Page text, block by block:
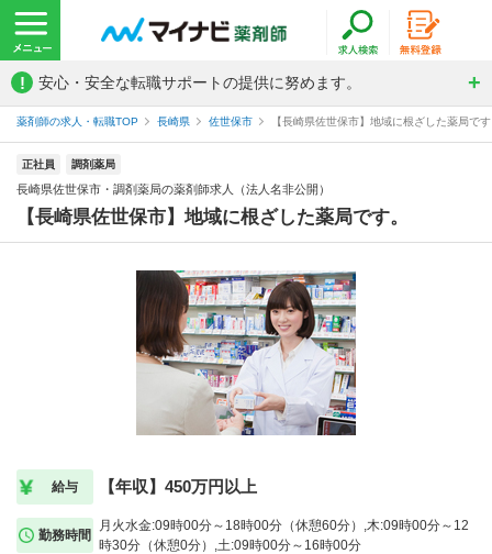
! 安心・安全な転職サポートの提供に努めます。
薬剤師の求人・転職TOP 長崎県 佐世保市 【長崎県佐世保市】地域に根ざした薬局で
正社員 調剤薬局
長崎県佐世保市・調剤薬局の薬剤師求人（法人名非公開）
【長崎県佐世保市】地域に根ざした薬局です。
給与 【年収】450万円以上
勤務時間
月火水金:09時00分～18時00分（休憩60分）,木:09時00分～12
時30分（休憩0分）,土:09時00分～16時00分